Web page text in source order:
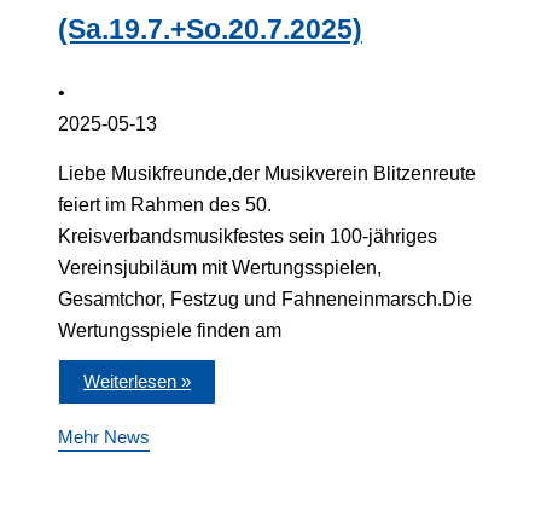
(Sa.19.7.+So.20.7.2025)
•
2025-05-13
Liebe Musikfreunde,der Musikverein Blitzenreute
feiert im Rahmen des 50.
Kreisverbandsmusikfestes sein 100-jähriges
Vereinsjubiläum mit Wertungsspielen,
Gesamtchor, Festzug und Fahneneinmarsch.Die
Wertungsspiele finden am
Weiterlesen »
Mehr News